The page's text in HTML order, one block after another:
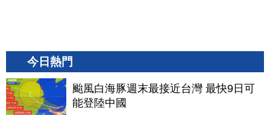
今日熱門
颱風白海豚週末最接近台灣 最快9日可
能登陸中國